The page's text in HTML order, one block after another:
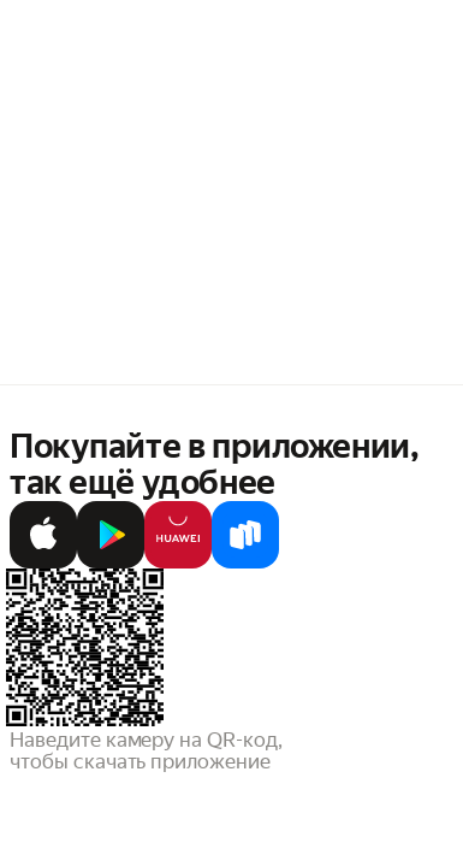
Покупайте в приложении,
так ещё удобнее
Наведите камеру на QR-код,
чтобы скачать приложение